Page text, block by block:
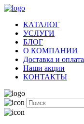
КАТАЛОГ
УСЛУГИ
БЛОГ
О КОМПАНИИ
Доставка и оплата
Наши акции
КОНТАКТЫ